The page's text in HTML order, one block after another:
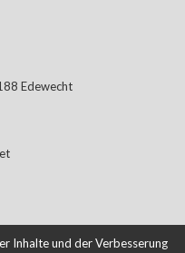
Edewecht
Inhalte und der Verbesserung